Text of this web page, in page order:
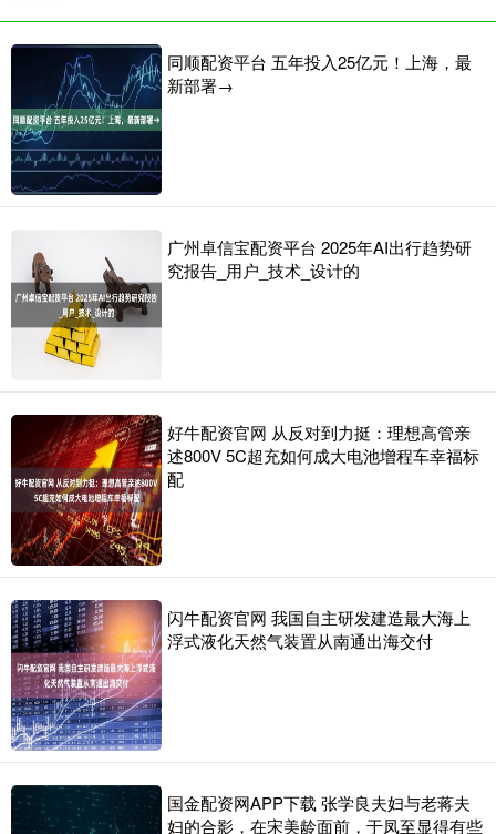
同顺配资平台 五年投入25亿元！上海，最
新部署→
广州卓信宝配资平台 2025年AI出行趋势研
究报告_用户_技术_设计的
好牛配资官网 从反对到力挺：理想高管亲
述800V 5C超充如何成大电池增程车幸福标
配
闪牛配资官网 我国自主研发建造最大海上
浮式液化天然气装置从南通出海交付
国金配资网APP下载 张学良夫妇与老蒋夫
妇的合影，在宋美龄面前，于凤至显得有些